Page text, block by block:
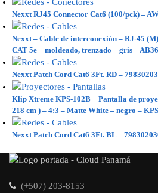
Nexxt RJ45 Connector Cat6 (100/pck) –
Nexxt – Cable de interconexión – RJ-45
CAT 5e – moldeado, trenzado – gris –
Nexxt Patch Cord Cat6 3Ft. RD –
Klip Xtreme KPS-102B – Pantalla de
218 cm ) – 4:3 – Matte White – negro –
Nexxt Patch Cord Cat6 3Ft. BL –
(+507) 203-8153